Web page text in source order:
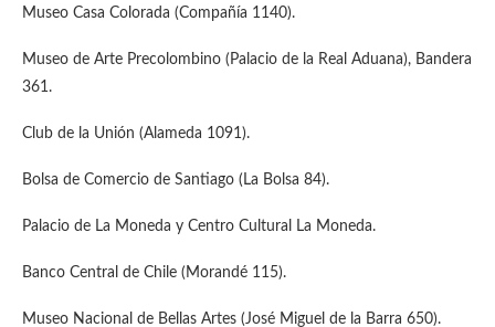
Museo Casa Colorada (Compañía 1140).
Museo de Arte Precolombino (Palacio de la Real Aduana), Bandera
361.
Club de la Unión (Alameda 1091).
Bolsa de Comercio de Santiago (La Bolsa 84).
Palacio de La Moneda y Centro Cultural La Moneda.
Banco Central de Chile (Morandé 115).
Museo Nacional de Bellas Artes (José Miguel de la Barra 650).